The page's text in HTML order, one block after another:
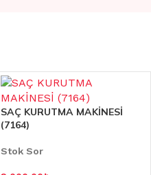
SAÇ KURUTMA MAKİNESİ
(7164)
Stok Sor